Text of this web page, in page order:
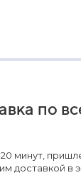
по
20 минут,
доставкой в